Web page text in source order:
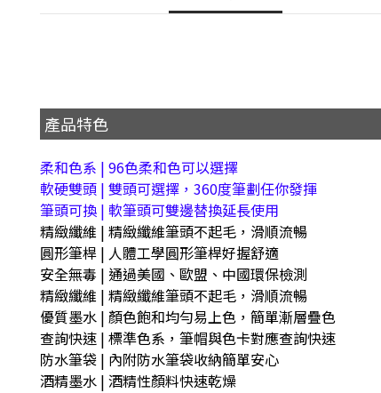
產品特色
柔和色系 | 96色柔和色可以選擇
軟硬雙頭 | 雙頭可選擇，360度筆劃任你發揮
筆頭可換 | 軟筆頭可雙邊替換延長使用
精緻纖維 | 精緻纖維筆頭不起毛，滑順流暢
圓形筆桿 | 人體工學圓形筆桿好握舒適
安全無毒 | 通過美國、歐盟、中國環保檢測
精緻纖維 | 精緻纖維筆頭不起毛，滑順流暢
優質墨水 | 顏色飽和均勻易上色，簡單漸層疊色
查詢快速 | 標準色系，筆帽與色卡對應查詢快速
防水筆袋 | 內附防水筆袋收納簡單安心
酒精墨水 | 酒精性顏料快速乾燥